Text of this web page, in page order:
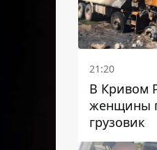
21:20
В Кривом
женщины
грузовик